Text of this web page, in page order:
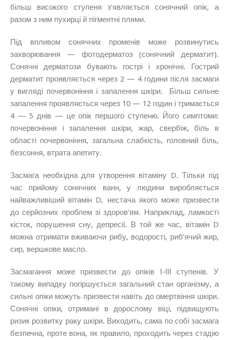
більш високого ступеня з’являється сонячний опік, а
разом з ним пухирці й пігментні плями.
Під впливом сонячних променів може розвинутись
захворювання — фотодерматоз (сонячний дерматит).
Сонячні дерматози бувають гострі і хронічні. Гострий
дерматит проявляється через 2 — 4 години після засмаги
у вигляді почервоніння і запалення шкіри. Більш сильне
запалення проявляється через 10 — 12 годин і тримається
4 — 5 днів — це опік першого ступеню. Його симптоми:
почервоніння і запалення шкіри, жар, свербіж, біль в
області почервоніння, загальна слабкість, головний біль,
безсоння, втрата апетиту.
Засмага необхідна для утворення вітаміну D. Тільки під
час прийому сонячних ванн, у людини виробляється
найважливіший вітамін D, нестача якого може призвести
до серйозних проблем зі здоров’ям. Наприклад, ламкості
кісток, порушення сну, депресії. В той же час, вітамін D
можна отримати вживаючи рибу, водорості, риб’ячий жир,
сир, вершкове масло.
Засмагання може призвести до опіків І-ІІІ ступенів. У
такому випадку погіршується загальний стан організму, а
сильні опіки можуть призвести навіть до омертвіння шкіри.
Сонячні опіки, отримані в дорослому віці, підвищують
ризик розвитку раку шкіри. Виходить, сама по собі засмага
безпечна, проте вона, як правило, проходить через стадію